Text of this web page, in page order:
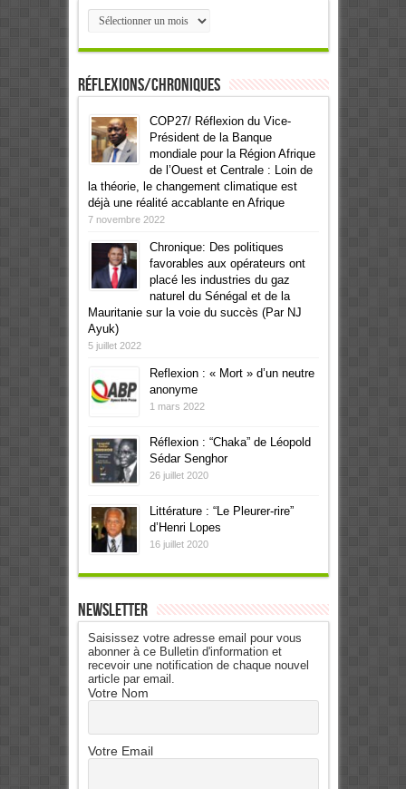
Archives
Réflexions/Chroniques
COP27/ Réflexion du Vice-
Président de la Banque
mondiale pour la Région Afrique
de l’Ouest et Centrale : Loin de
la théorie, le changement climatique est
déjà une réalité accablante en Afrique
7 novembre 2022
Chronique: Des politiques
favorables aux opérateurs ont
placé les industries du gaz
naturel du Sénégal et de la
Mauritanie sur la voie du succès (Par NJ
Ayuk)
5 juillet 2022
Reflexion : « Mort » d’un neutre
anonyme
1 mars 2022
Réflexion : “Chaka” de Léopold
Sédar Senghor
26 juillet 2020
Littérature : “Le Pleurer-rire”
d’Henri Lopes
16 juillet 2020
Newsletter
Saisissez votre adresse email pour vous
abonner à ce Bulletin d'information et
recevoir une notification de chaque nouvel
article par email.
Votre Nom
Votre Email